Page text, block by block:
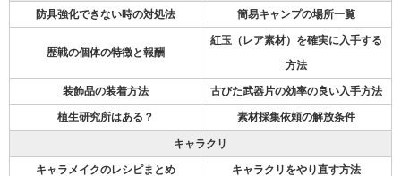
防具強化できない時の対処法 簡易キャンプの場所一覧
歴戦の個体の特徴と報酬
紅玉（レア素材）を確実に入手する
方法
装飾品の装着方法 古びた武器片の効率の良い入手方法
植生研究所はある？ 素材採集依頼の解放条件
キャラクリ
キャラメイクのレシピまとめ キャラクリをやり直す方法